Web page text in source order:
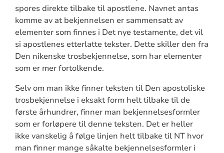
spores direkte tilbake til apostlene. Navnet antas
komme av at bekjennelsen er sammensatt av
elementer som finnes i Det nye testamente, det vil
si apostlenes etterlatte tekster. Dette skiller den fra
Den nikenske trosbekjennelse, som har elementer
som er mer fortolkende.
Selv om man ikke finner teksten til Den apostoliske
trosbekjennelse i eksakt form helt tilbake til de
første århundrer, finner man bekjennelsesformler
som er forløpere til denne teksten. Det er heller
ikke vanskelig å følge linjen helt tilbake til NT hvor
man finner mange såkalte bekjennelsesformler i